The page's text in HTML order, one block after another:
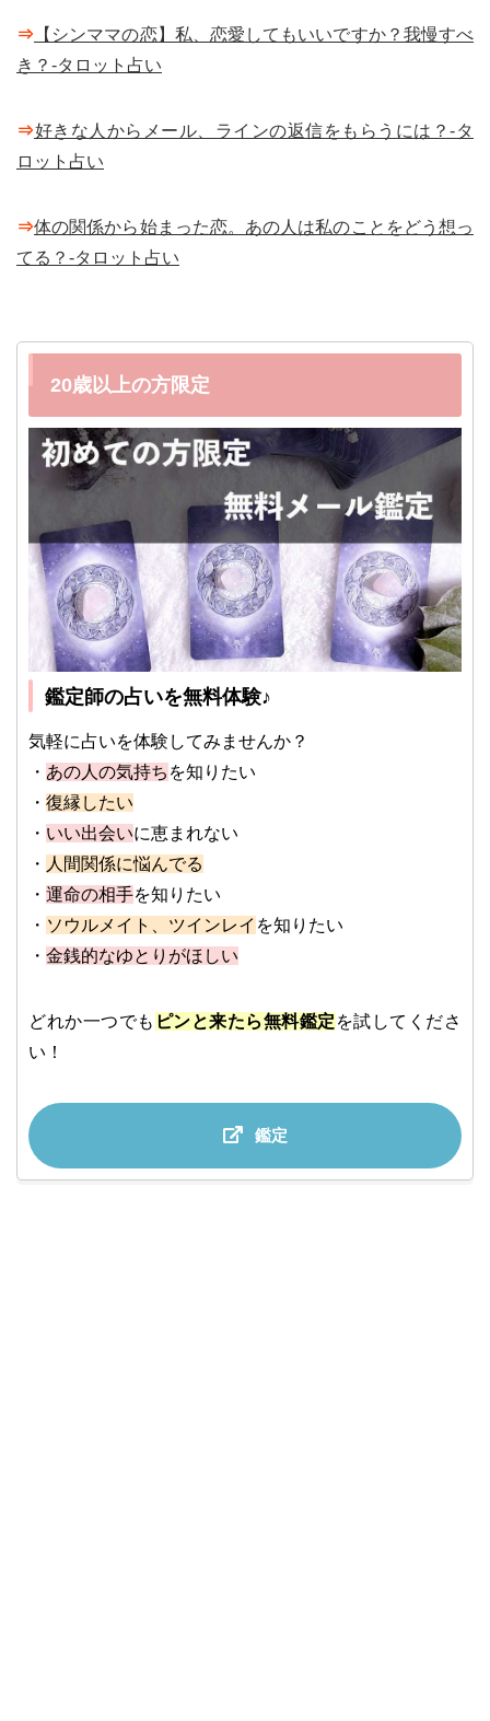
⇒ 【シンママの恋】私、恋愛してもいいですか？我慢すべ
き？-タロット占い
⇒好きな人からメール、ラインの返信をもらうには？-タ
ロット占い
⇒体の関係から始まった恋。あの人は私のことをどう想っ
てる？-タロット占い
20歳以上の方限定
鑑定師の占いを無料体験♪
気軽に占いを体験してみませんか？
・ あの人の気持ち を知りたい
・ 復縁したい
・ いい出会いに恵まれない
・ 人間関係に悩んでる
・ 運命の相手を知りたい
・ ソウルメイト、ツインレイ を知りたい
・ 金銭的なゆとりがほしい
どれか一つでも ピンと来たら無料鑑定 を試してくださ
い！
鑑定